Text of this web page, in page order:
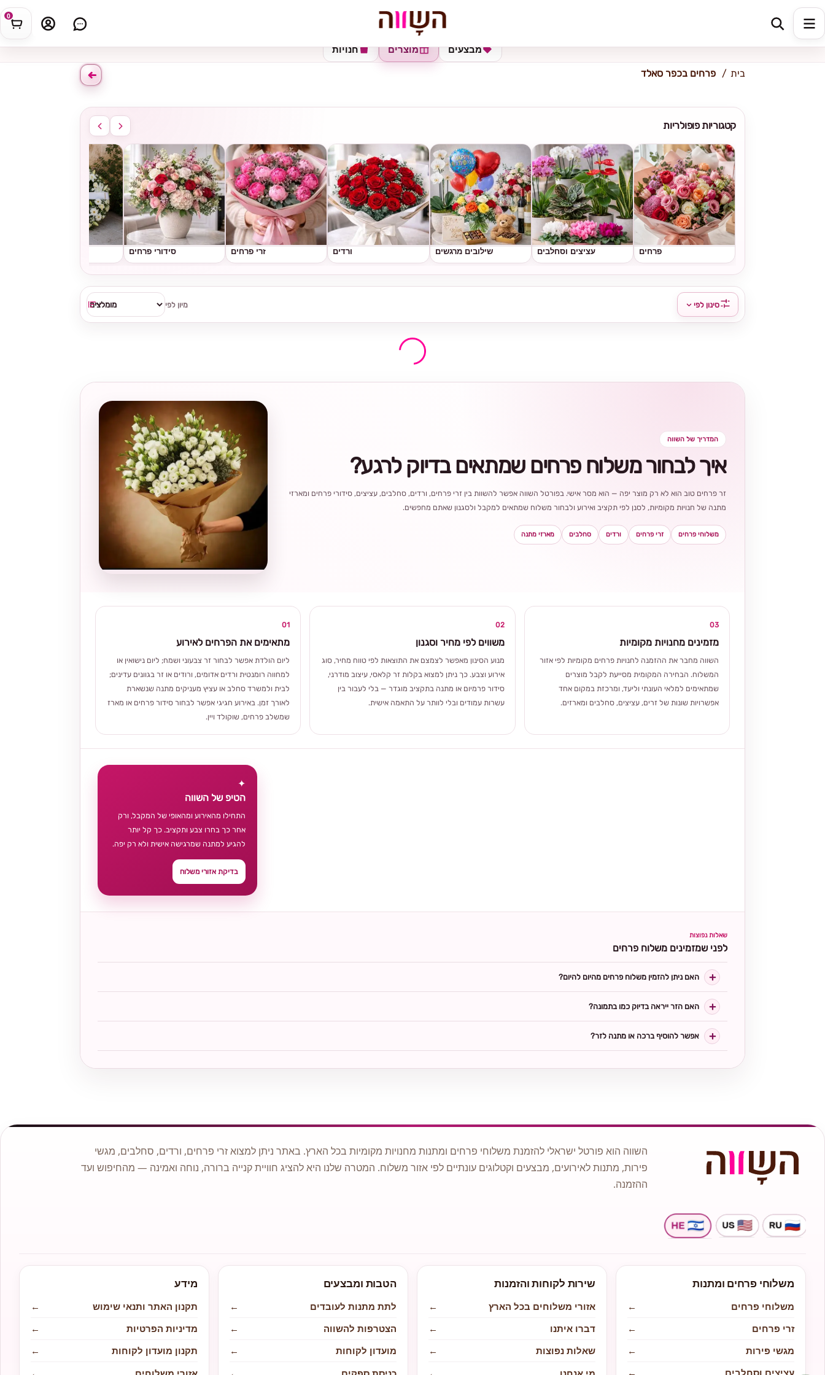
0 כתובת למשלוח
חנויות מוצרים מבצעים
בית פרחים בכפר סאלד
קטגוריות פופולריות
פרחים עציצים וסחלבים שילובים מרגשים ורדים זרי פרחים סידורי פרחים
מיון לפי סינון לפי
המדריך של השווה
איך לבחור משלוח פרחים שמתאים בדיוק לרגע?
זר פרחים טוב הוא לא רק מוצר יפה — הוא מסר אישי. בפורטל השווה אפשר להשוות בין זרי פרחים, ורדים, סחלבים, עציצים, סידורי פרחים ומארזי
מתנה של חנויות מקומיות, לסנן לפי תקציב ואירוע ולבחור משלוח שמתאים למקבל ולסגנון שאתם מחפשים.
משלוחי פרחים זרי פרחים ורדים סחלבים מארזי מתנה
01
מתאימים את הפרחים לאירוע
ליום הולדת אפשר לבחור זר צבעוני ושמח; ליום נישואין או
למחווה רומנטית ורדים אדומים, ורודים או זר בגוונים עדינים;
לבית ולמשרד סחלב או עציץ מעניקים מתנה שנשארת
לאורך זמן. באירוע חגיגי אפשר לבחור סידור פרחים או מארז
שמשלב פרחים, שוקולד ויין.
02
משווים לפי מחיר וסגנון
מנוע הסינון מאפשר לצמצם את התוצאות לפי טווח מחיר, סוג
אירוע וצבע. כך ניתן למצוא בקלות זר קלאסי, עיצוב מודרני,
סידור פרמיום או מתנה בתקציב מוגדר — בלי לעבור בין
עשרות עמודים ובלי לוותר על התאמה אישית.
03
מזמינים מחנויות מקומיות
השווה מחבר את ההזמנה לחנויות פרחים מקומיות לפי אזור
המשלוח. הבחירה המקומית מסייעת לקבל מוצרים
שמתאימים למלאי העונתי וליעד, ומרכזת במקום אחד
אפשרויות שונות של זרים, עציצים, סחלבים ומארזים.
✦
הטיפ של השווה
התחילו מהאירוע ומהאופי של המקבל, ורק
אחר כך בחרו צבע ותקציב. כך קל יותר
להגיע למתנה שמרגישה אישית ולא רק יפה.
בדיקת אזורי משלוח
שאלות נפוצות
לפני שמזמינים משלוח פרחים
האם ניתן להזמין משלוח פרחים מהיום להיום?
האם הזר ייראה בדיוק כמו בתמונה?
אפשר להוסיף ברכה או מתנה לזר?
השווה הוא פורטל ישראלי להזמנת משלוחי פרחים ומתנות מחנויות מקומיות בכל הארץ. באתר ניתן למצוא זרי פרחים, ורדים, סחלבים, מגשי
פירות, מתנות לאירועים, מבצעים וקטלוגים עונתיים לפי אזור משלוח. המטרה שלנו היא להציג חוויית קנייה ברורה, נוחה ואמינה — מהחיפוש ועד
ההזמנה.
משלוחי פרחים ומתנות
משלוחי פרחים
←
זרי פרחים
←
מגשי פירות
←
שירות לקוחות והזמנות
אזורי משלוחים בכל הארץ
←
דברו איתנו
←
שאלות נפוצות
←
הטבות ומבצעים
לתת מתנות לעובדים
←
הצטרפות להשווה
←
מועדון לקוחות
←
מידע
תקנון האתר ותנאי שימוש
←
מדיניות הפרטיות
←
תקנון מועדון לקוחות
←